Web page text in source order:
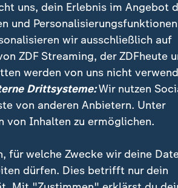
Juncker US-
Schwerpunkt soll die
uns, dein Erlebnis im Angebot
und Personalisierungsfunktionen
wir ausschließlich auf
ZDF Streaming, der ZDFheute
werden von uns nicht
Drittsysteme:Wir nutzen
von anderen Anbietern. Unter
von Inhalten zu ermöglichen.
für welche Zwecke wir deine
dürfen. Dies betrifft nur dein